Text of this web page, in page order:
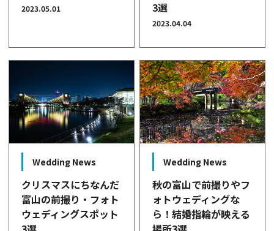
2023.05.01
3選
2023.04.04
Wedding News
クリスマスにちなんだ
富山の前撮り・フォト
ウェディングスポット
Wedding News
秋の富山で前撮りやフ
ォトウェディングな
ら！結婚指輪が映える